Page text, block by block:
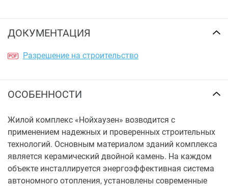
ДОКУМЕНТАЦИЯ
Разрешение на строительство
ОСОБЕННОСТИ
Жилой комплекс «Нойхаузен» возводится с
применением надежных и проверенных строительных
технологий. Основным материалом зданий комплекса
является керамический двойной камень. На каждом
объекте инсталлируется энергоэффективная система
автономного отопления, установлены современные